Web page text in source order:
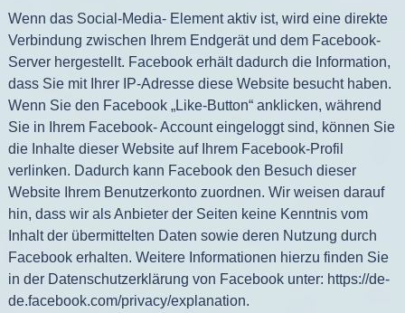
Wenn das Social-Media- Element aktiv ist, wird eine direkte
Verbindung zwischen Ihrem Endgerät und dem Facebook-
Server hergestellt. Facebook erhält dadurch die Information,
dass Sie mit Ihrer IP-Adresse diese Website besucht haben.
Wenn Sie den Facebook „Like-Button“ anklicken, während
Sie in Ihrem Facebook- Account eingeloggt sind, können Sie
die Inhalte dieser Website auf Ihrem Facebook-Profil
verlinken. Dadurch kann Facebook den Besuch dieser
Website Ihrem Benutzerkonto zuordnen. Wir weisen darauf
hin, dass wir als Anbieter der Seiten keine Kenntnis vom
Inhalt der übermittelten Daten sowie deren Nutzung durch
Facebook erhalten. Weitere Informationen hierzu finden Sie
in der Datenschutzerklärung von Facebook unter: https://de-
de.facebook.com/privacy/explanation.